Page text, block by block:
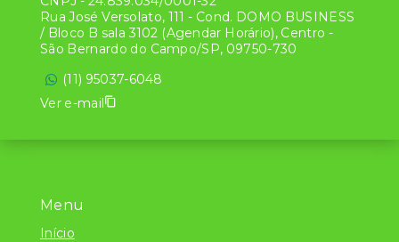
Menu
Início
Rua José Versolato, 111 - Cond. DOMO BUSINESS
/ Bloco B sala 3102 (Agendar Horário), Centro -
São Bernardo do Campo/SP, 09750-730
(11) 95037-6048
Ver e-mail